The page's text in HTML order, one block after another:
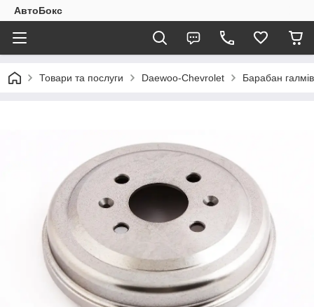
АвтоБокс
Товари та послуги Daewoo-Chevrolet Барабан